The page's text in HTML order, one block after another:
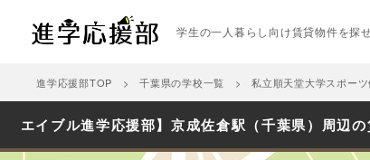
学生の一人暮らし向け賃貸物件を探
進学応援部TOP 千葉県の学校一覧 私立順天堂大学スポー
【エイブル進学応援部】京成佐倉駅（千葉県）周辺